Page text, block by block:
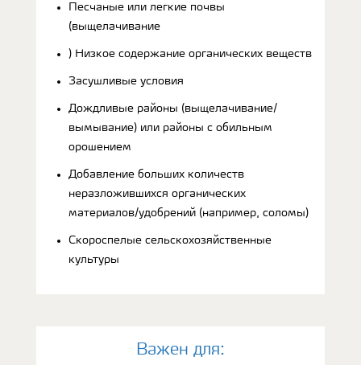
Песчаные или легкие почвы
(выщелачивание
) Низкое содержание органических веществ
Засушливые условия
Дождливые районы (выщелачивание/
вымывание) или районы с обильным
орошением
Добавление больших количеств
неразложившихся органических
материалов/удобрений (например, соломы)
Скороспелые сельскохозяйственные
культуры
Bажен для: